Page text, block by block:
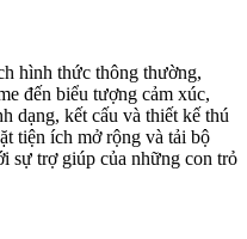
hình thức thông thường,
đến biểu tượng cảm xúc,
dạng, kết cấu và thiết kế thú
tiện ích mở rộng và tải bộ
sự trợ giúp của những con trỏ